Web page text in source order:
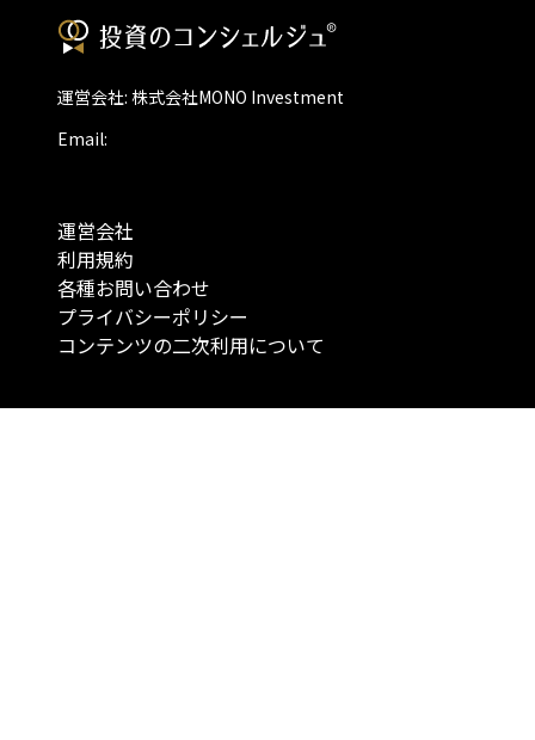
運営会社: 株式会社MONO Investment
Email:
運営会社
利用規約
各種お問い合わせ
プライバシーポリシー
コンテンツの二次利用について